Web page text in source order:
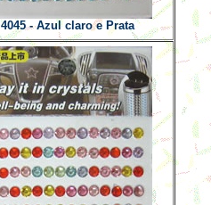
4045 - Azul claro e Prata